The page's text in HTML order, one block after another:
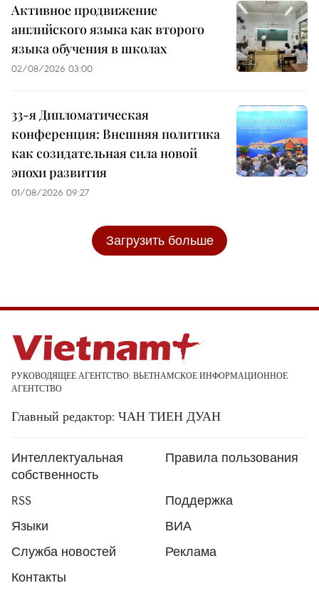
Активное продвижение
английского языка как второго
языка обучения в школах
02/08/2026 03:00
33-я Дипломатическая
конференция: Внешняя политика
как созидательная сила новой
эпохи развития
01/08/2026 09:27
Загрузить больше
РУКОВОДЯЩЕЕ АГЕНТСТВО: ВЬЕТНАМСКОЕ ИНФОРМАЦИОННОЕ
АГЕНТСТВО
Главный редактор: ЧАН ТИЕН ДУАН
Интеллектуальная
собственность
Правила пользования
RSS
Поддержка
Языки
ВИА
Служба новостей
Реклама
Контакты